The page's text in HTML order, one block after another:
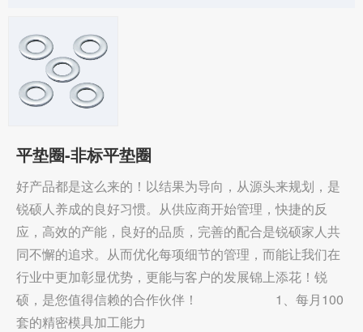
平垫圈-非标平垫圈
好产品都是这么来的！以结果为导向，从源头来规划，是
锐硕人养成的良好习惯。从供应商开始管理，快捷的反
应，高效的产能，良好的品质，完善的配合是锐硕家人共
同不懈的追求。从而优化每项细节的管理，而能让我们在
行业中更加彰显优势，更能与客户的发展锦上添花！锐
硕，是您值得信赖的合作伙伴！ 1、每月100
套的精密模具加工能力